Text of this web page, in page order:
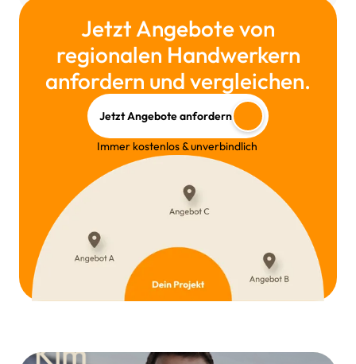
Jetzt Angebote von
regionalen Handwerkern
anfordern und vergleichen.
Jetzt Angebote anfordern
Immer kostenlos & unverbindlich